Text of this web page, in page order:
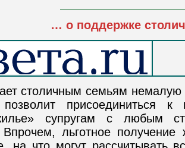
… о поддержке
столичным семьям
присоединиться
супругам с любым
льготное получение